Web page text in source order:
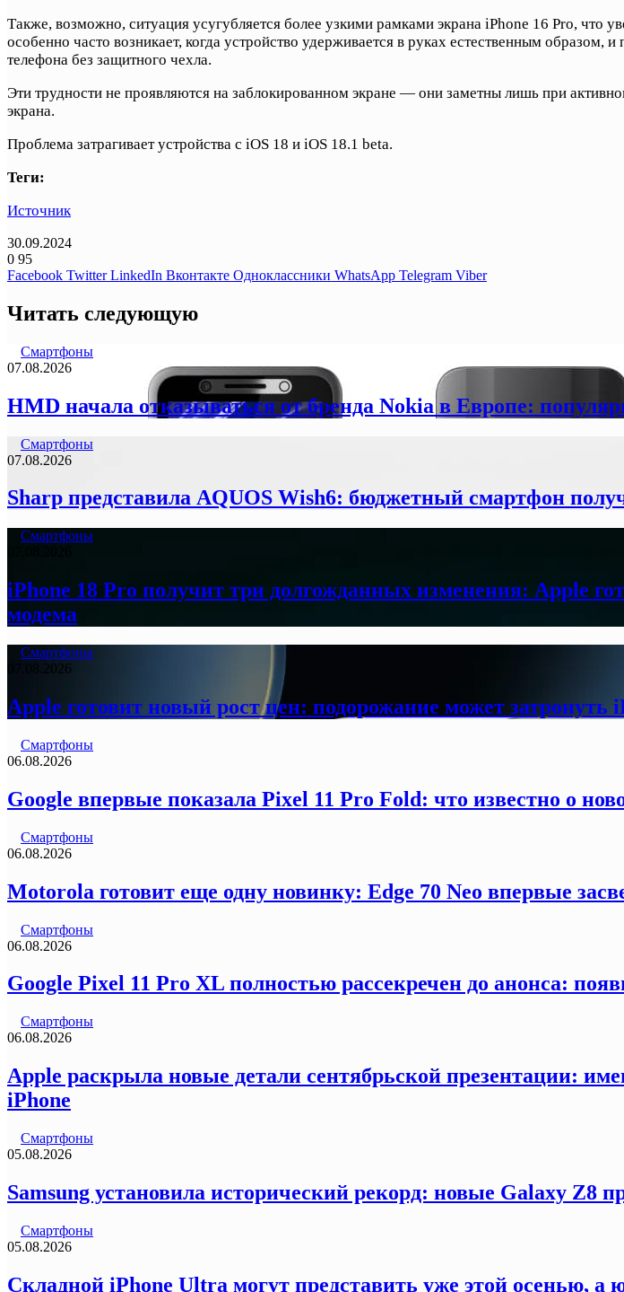
Также, возможно, ситуация усугубляется более узкими рамками экрана iPhone 16 Pro, что
особенно часто возникает, когда устройство удерживается в руках естественным
телефона без защитного чехла.
Эти трудности не проявляются на заблокированном экране — они заметны лишь при
экрана.
Проблема затрагивает устройства с iOS 18 и iOS 18.1 beta.
Теги:
Источник
30.09.2024
0 95
Facebook Twitter LinkedIn Вконтакте Одноклассники WhatsApp Telegram Viber
Читать следующую
Смартфоны
07.08.2026
HMD начала отказываться от бренда Nokia в Европе:
Смартфоны
07.08.2026
Sharp представила AQUOS Wish6: бюджетный смартфон
Смартфоны
iPhone 18 Pro получит три долгожданных изменения: Apple
модема
Смартфоны
07.08.2026
Apple готовит новый рост цен: подорожание может затронуть
Смартфоны
06.08.2026
Google впервые показала Pixel 11 Pro Fold: что известно о
Смартфоны
06.08.2026
Motorola готовит еще одну новинку: Edge 70 Neo впервые
Смартфоны
06.08.2026
Google Pixel 11 Pro XL полностью рассекречен до анонса:
Смартфоны
06.08.2026
Apple раскрыла новые детали сентябрьской презентации:
iPhone
Смартфоны
05.08.2026
Samsung установила исторический рекорд: новые Galaxy Z8
Смартфоны
05.08.2026
Складной iPhone Ultra могут представить уже этой осенью,